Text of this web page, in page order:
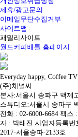
제휴/광고문의
이메일무단수집거부
사이트맵
패밀리사이트
월드커피배틀 홈페이지
Everyday happy, Coffee TV
(주)채널씨
본사:서울시 송파구 백제
스튜디오:서울시 송파구
전화 : 02-6000-6684 팩스
자 : 박태진 사업자등록번
2017-서울송파-2133호